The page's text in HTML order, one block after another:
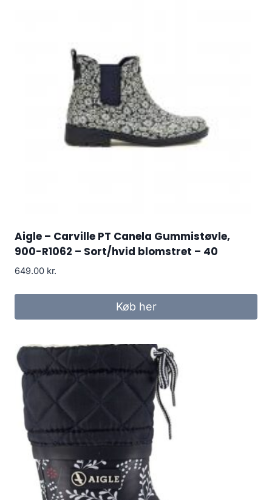
Aigle – Carville PT Canela Gummistøvle,
900-R1062 – Sort/hvid blomstret – 40
649.00 kr.
Køb her